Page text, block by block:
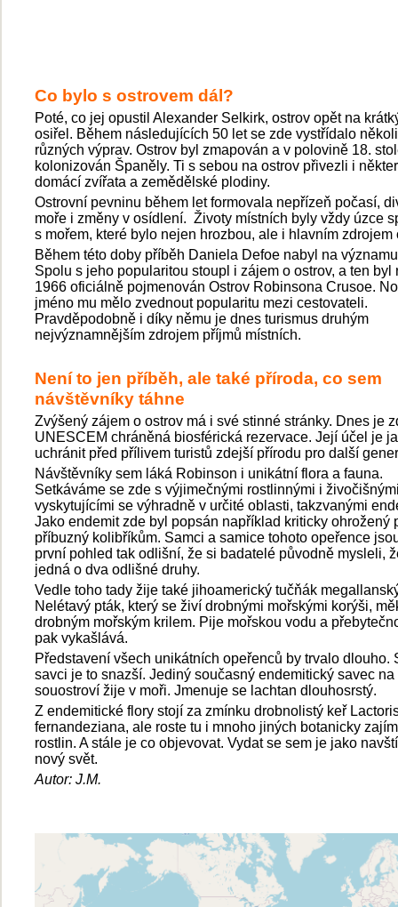
Co bylo s ostrovem dál?
Poté, co jej opustil Alexander Selkirk, ostrov opět na
osiřel. Během následujících 50 let se zde vystřídalo
různých výprav. Ostrov byl zmapován a v polovině 18.
kolonizován Španěly. Ti s sebou na ostrov přivezli i
domácí zvířata a zemědělské plodiny.
Ostrovní pevninu během let formovala nepřízeň počasí,
moře i změny v osídlení. Životy místních byly vždy úzce
s mořem, které bylo nejen hrozbou, ale i hlavním zdrojem
Během této doby příběh Daniela Defoe nabyl na
Spolu s jeho popularitou stoupl i zájem o ostrov, a ten byl
1966 oficiálně pojmenován Ostrov Robinsona Crusoe.
jméno mu mělo zvednout popularitu mezi cestovateli.
Pravděpodobně i díky němu je dnes turismus druhým
nejvýznamnějším zdrojem příjmů místních.
Není to jen příběh, ale také příroda, co sem
návštěvníky táhne
Zvýšený zájem o ostrov má i své stinné stránky. Dnes je
UNESCEM chráněná biosférická rezervace. Její účel je
uchránit před přílivem turistů zdejší přírodu pro další
Návštěvníky sem láká Robinson i unikátní flora a fauna.
Setkáváme se zde s výjimečnými rostlinnými i
vyskytujícími se výhradně v určité oblasti, takzvanými
Jako endemit zde byl popsán například kriticky ohrožený
příbuzný kolibříkům. Samci a samice tohoto opeřence
první pohled tak odlišní, že si badatelé původně mysleli,
jedná o dva odlišné druhy.
Vedle toho tady žije také jihoamerický tučňák
Nelétavý pták, který se živí drobnými mořskými korýši,
drobným mořským krilem. Pije mořskou vodu a
pak vykašlává.
Představení všech unikátních opeřenců by trvalo dlouho.
savci je to snazší. Jediný současný endemitický savec na
souostroví žije v moři. Jmenuje se lachtan dlouhosrstý.
Z endemitické flory stojí za zmínku drobnolistý keř
fernandeziana, ale roste tu i mnoho jiných botanicky
rostlin. A stále je co objevovat. Vydat se sem je jako
nový svět.
Autor: J.M.